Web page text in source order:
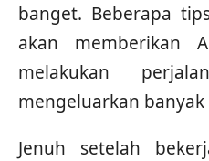
banget. Beberapa
akan memberikan
melakukan
mengeluarkan banyak
Jenuh setelah